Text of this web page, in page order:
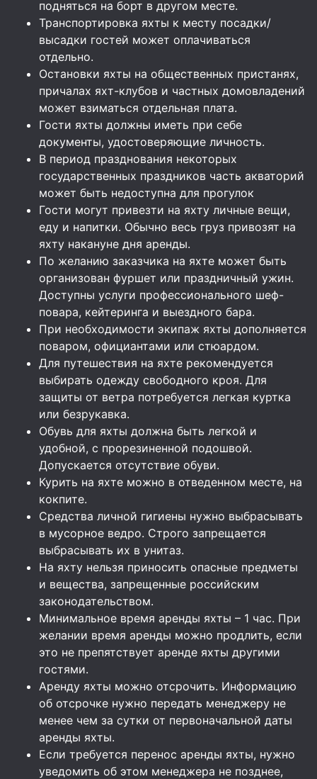
подняться на борт в другом месте.
Транспортировка яхты к месту посадки/
высадки гостей может оплачиваться
отдельно.
Остановки яхты на общественных пристанях,
причалах яхт-клубов и частных домовладений
может взиматься отдельная плата.
Гости яхты должны иметь при себе
документы, удостоверяющие личность.
В период празднования некоторых
государственных праздников часть акваторий
может быть недоступна для прогулок
Гости могут привезти на яхту личные вещи,
еду и напитки. Обычно весь груз привозят на
яхту накануне дня аренды.
По желанию заказчика на яхте может быть
организован фуршет или праздничный ужин.
Доступны услуги профессионального шеф-
повара, кейтеринга и выездного бара.
При необходимости экипаж яхты дополняется
поваром, официантами или стюардом.
Для путешествия на яхте рекомендуется
выбирать одежду свободного кроя. Для
защиты от ветра потребуется легкая куртка
или безрукавка.
Обувь для яхты должна быть легкой и
удобной, с прорезиненной подошвой.
Допускается отсутствие обуви.
Курить на яхте можно в отведенном месте, на
кокпите.
Средства личной гигиены нужно выбрасывать
в мусорное ведро. Строго запрещается
выбрасывать их в унитаз.
На яхту нельзя приносить опасные предметы
и вещества, запрещенные российским
законодательством.
Минимальное время аренды яхты – 1 час. При
желании время аренды можно продлить, если
это не препятствует аренде яхты другими
гостями.
Аренду яхты можно отсрочить. Информацию
об отсрочке нужно передать менеджеру не
менее чем за сутки от первоначальной даты
аренды яхты.
Если требуется перенос аренды яхты, нужно
уведомить об этом менеджера не позднее,